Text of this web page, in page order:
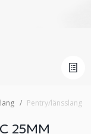
Pentry/länsslang
25MM